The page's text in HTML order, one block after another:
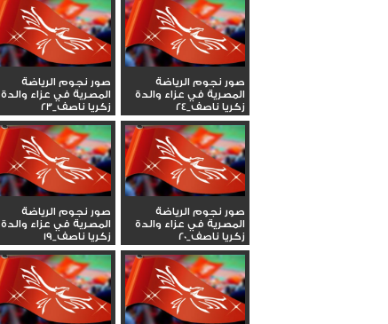
صور نجوم الرياضة
المصرية في عزاء والدة
زكريا ناصف_24
صور نجوم الرياضة
المصرية في عزاء والدة
زكريا ناصف_23
صور نجوم الرياضة
المصرية في عزاء والدة
زكريا ناصف_20
صور نجوم الرياضة
المصرية في عزاء والدة
زكريا ناصف_19